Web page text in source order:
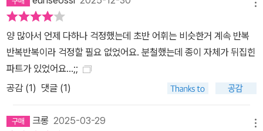
양 많아서 언제 다하나 걱정했는데 초반 어휘는 비슷한거 계속 반복
반복반복이라 걱정할 필요 없었어요. 분철했는데 종이 자체가 뒤집힌
파트가 있었어요...;;
공감 (1) 댓글 (1)
크롱 2025-03-29